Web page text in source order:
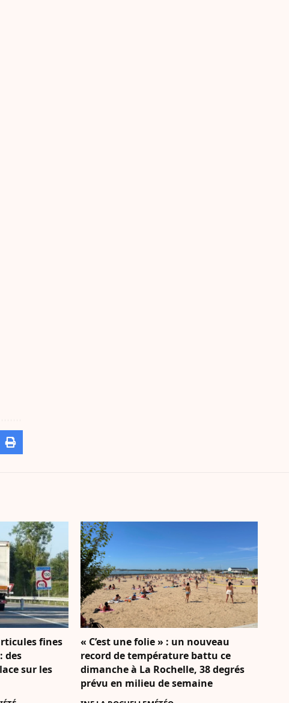
fines
des
sur les
« C’est une folie » : un nouveau
record de température battu ce
dimanche à La Rochelle, 38 degrés
prévu en milieu de semaine